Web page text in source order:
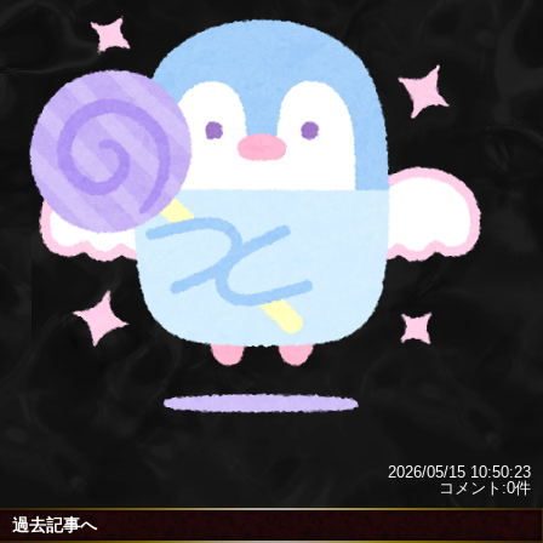
2026/05/15 10:50:23
コメント:0件
過去記事へ